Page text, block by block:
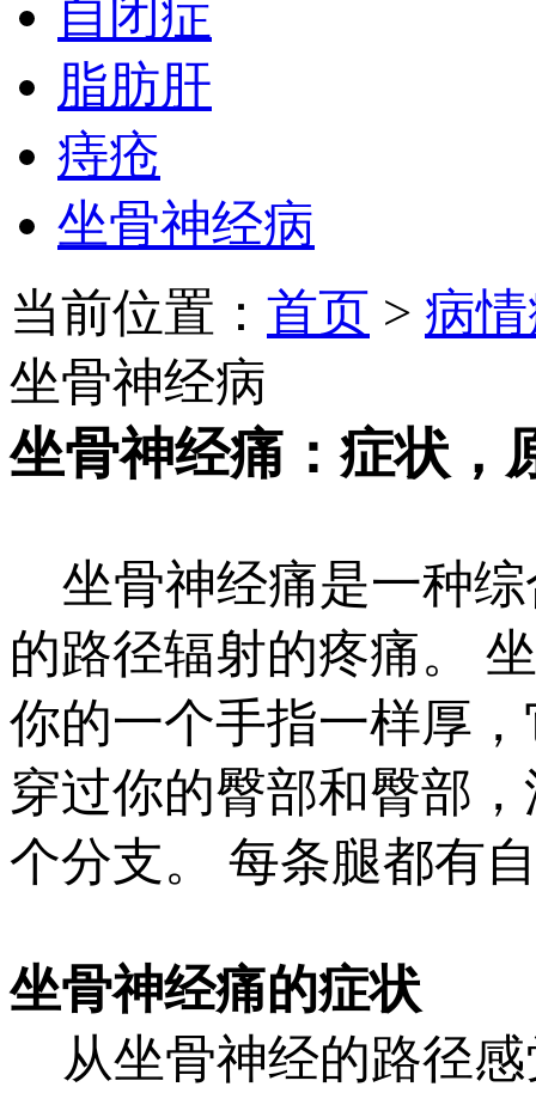
自闭症
脂肪肝
痔疮
坐骨神经病
当前位置： 首页 > 病
坐骨神经病
坐骨神经痛：症状，
坐骨神经痛是一种综
的路径辐射的疼痛。
你的一个手指一样厚
穿过你的臀部和臀部
个分支。 每条腿都有
坐骨神经痛的症状
从坐骨神经的路径感